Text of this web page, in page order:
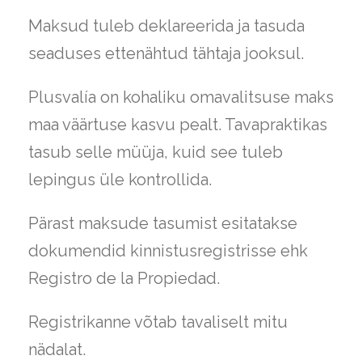
Maksud tuleb deklareerida ja tasuda
seaduses ettenähtud tähtaja jooksul.
Plusvalía on kohaliku omavalitsuse maks
maa väärtuse kasvu pealt. Tavapraktikas
tasub selle müüja, kuid see tuleb
lepingus üle kontrollida.
Pärast maksude tasumist esitatakse
dokumendid kinnistusregistrisse ehk
Registro de la Propiedad.
Registrikanne võtab tavaliselt mitu
nädalat.